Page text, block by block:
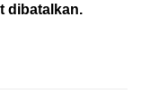
dibatalkan.